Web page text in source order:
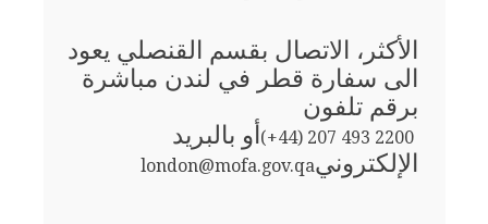
الأكثر، الاتصال بقسم القنصلي يعود
الى سفارة قطر في لندن مباشرة
برقم تلفون
(+44) 207 493 2200أو بالبريد
الإلكترونيlondon@mofa.gov.qa